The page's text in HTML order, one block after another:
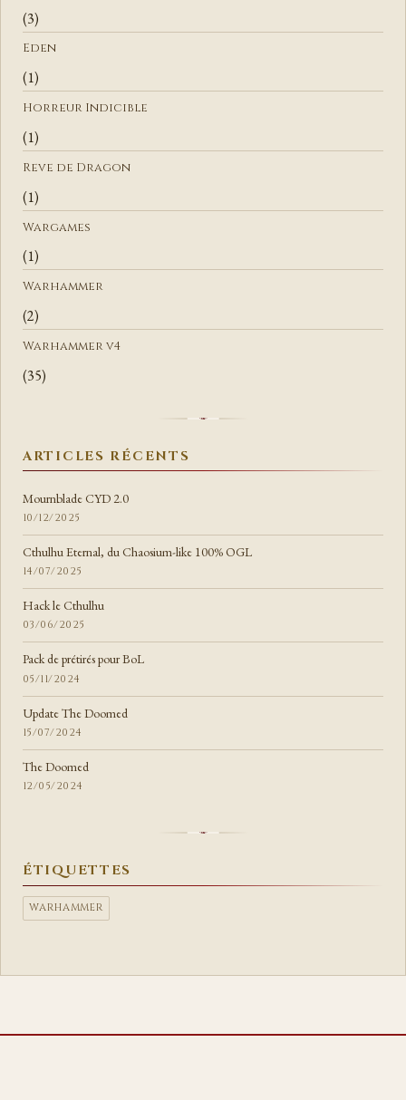
H
E
R
(3)
Eden
(1)
Horreur Indicible
(1)
Reve de Dragon
(1)
Wargames
(1)
Warhammer
(2)
Warhammer v4
(35)
ARTICLES RÉCENTS
Mournblade CYD 2.0
10/12/2025
Cthulhu Eternal, du Chaosium-like 100% OGL
14/07/2025
Hack le Cthulhu
03/06/2025
Pack de prétirés pour BoL
05/11/2024
Update The Doomed
15/07/2024
The Doomed
12/05/2024
ÉTIQUETTES
WARHAMMER